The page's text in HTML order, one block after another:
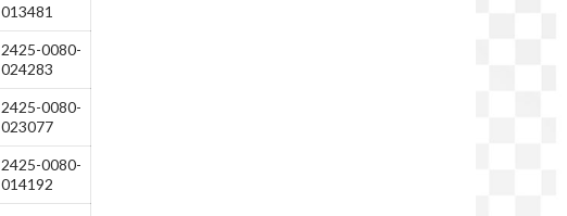
013481
2425-0080-
024283
2425-0080-
023077
2425-0080-
014192